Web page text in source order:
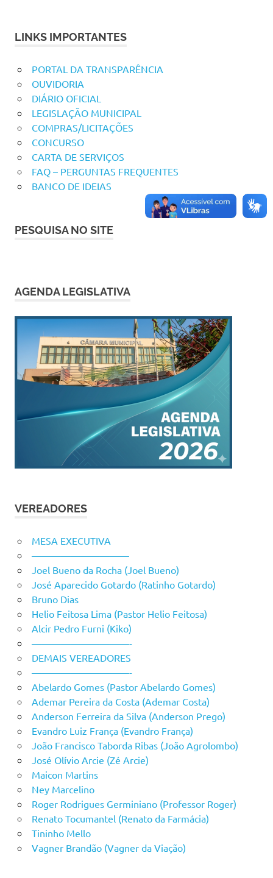
LINKS IMPORTANTES
PORTAL DA TRANSPARÊNCIA
OUVIDORIA
DIÁRIO OFICIAL
LEGISLAÇÃO MUNICIPAL
COMPRAS/LICITAÇÕES
CONCURSO
CARTA DE SERVIÇOS
FAQ – PERGUNTAS FREQUENTES
BANCO DE IDEIAS
PESQUISA NO SITE
AGENDA LEGISLATIVA
VEREADORES
MESA EXECUTIVA
——————————
Joel Bueno da Rocha (Joel Bueno)
José Aparecido Gotardo (Ratinho Gotardo)
Bruno Dias
Helio Feitosa Lima (Pastor Helio Feitosa)
Alcir Pedro Furni (Kiko)
——————————-
DEMAIS VEREADORES
——————————-
Abelardo Gomes (Pastor Abelardo Gomes)
Ademar Pereira da Costa (Ademar Costa)
Anderson Ferreira da Silva (Anderson Prego)
Evandro Luiz França (Evandro França)
João Francisco Taborda Ribas (João Agrolombo)
José Olívio Arcie (Zé Arcie)
Maicon Martins
Ney Marcelino
Roger Rodrigues Germiniano (Professor Roger)
Renato Tocumantel (Renato da Farmácia)
Tininho Mello
Vagner Brandão (Vagner da Viação)